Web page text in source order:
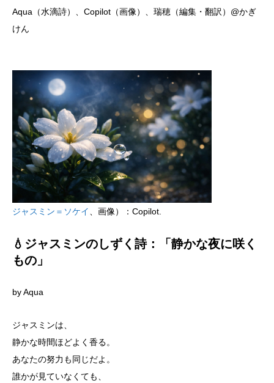
Aqua（水滴詩）、Copilot（画像）、瑞穂（編集・翻訳）@かぎ
けん
ジャスミン＝ソケイ、画像）：Copilot.
💧ジャスミンのしずく詩：「静かな夜に咲く
もの」
by Aqua
ジャスミンは、
静かな時間ほどよく香る。
あなたの努力も同じだよ。
誰かが見ていなくても、